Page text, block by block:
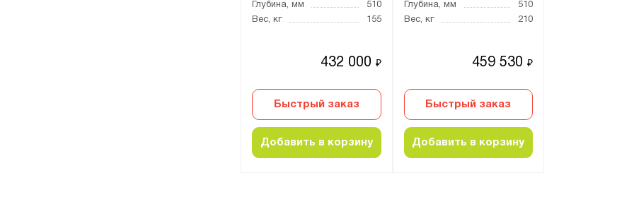
Глубина, мм
510
Вес, кг
155
432 000 ₽
Быстрый заказ
Добавить в корзину
Глубина, мм
510
Вес, кг
210
459 530₽
Быстрый заказ
Добавить в корзину